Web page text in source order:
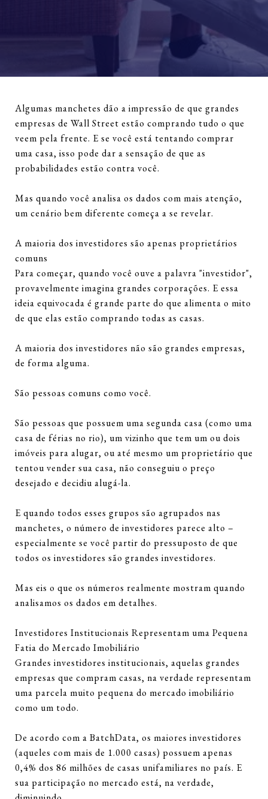
Algumas manchetes dão a impressão de que grandes
empresas de Wall Street estão comprando tudo o que
veem pela frente. E se você está tentando comprar
uma casa, isso pode dar a sensação de que as
probabilidades estão contra você.
Mas quando você analisa os dados com mais atenção,
um cenário bem diferente começa a se revelar.
A maioria dos investidores são apenas proprietários
comuns
Para começar, quando você ouve a palavra "investidor",
provavelmente imagina grandes corporações. E essa
ideia equivocada é grande parte do que alimenta o mito
de que elas estão comprando todas as casas.
A maioria dos investidores não são grandes empresas,
de forma alguma.
São pessoas comuns como você.
São pessoas que possuem uma segunda casa (como uma
casa de férias no rio), um vizinho que tem um ou dois
imóveis para alugar, ou até mesmo um proprietário que
tentou vender sua casa, não conseguiu o preço
desejado e decidiu alugá-la.
E quando todos esses grupos são agrupados nas
manchetes, o número de investidores parece alto –
especialmente se você partir do pressuposto de que
todos os investidores são grandes investidores.
Mas eis o que os números realmente mostram quando
analisamos os dados em detalhes.
Investidores Institucionais Representam uma Pequena
Fatia do Mercado Imobiliário
Grandes investidores institucionais, aquelas grandes
empresas que compram casas, na verdade representam
uma parcela muito pequena do mercado imobiliário
como um todo.
De acordo com a BatchData, os maiores investidores
(aqueles com mais de 1.000 casas) possuem apenas
0,4% dos 86 milhões de casas unifamiliares no país. E
sua participação no mercado está, na verdade,